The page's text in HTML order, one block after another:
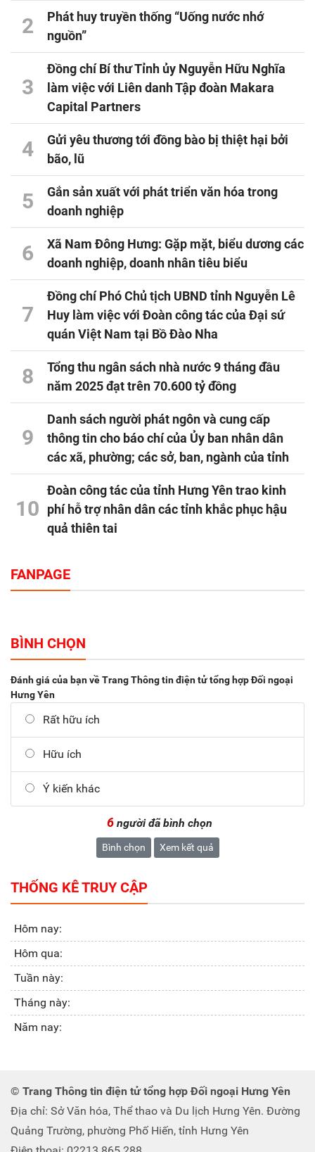
2
Phát huy truyền thống “Uống nước nhớ
nguồn”
3
Đồng chí Bí thư Tỉnh ủy Nguyễn Hữu Nghĩa
làm việc với Liên danh Tập đoàn Makara
Capital Partners
4
Gửi yêu thương tới đồng bào bị thiệt hại bởi
bão, lũ
5
Gắn sản xuất với phát triển văn hóa trong
doanh nghiệp
6
Xã Nam Đông Hưng: Gặp mặt, biểu dương các
doanh nghiệp, doanh nhân tiêu biểu
7
Đồng chí Phó Chủ tịch UBND tỉnh Nguyễn Lê
Huy làm việc với Đoàn công tác của Đại sứ
quán Việt Nam tại Bồ Đào Nha
8
Tổng thu ngân sách nhà nước 9 tháng đầu
năm 2025 đạt trên 70.600 tỷ đồng
9
Danh sách người phát ngôn và cung cấp
thông tin cho báo chí của Ủy ban nhân dân
các xã, phường; các sở, ban, ngành của tỉnh
10
Đoàn công tác của tỉnh Hưng Yên trao kinh
phí hỗ trợ nhân dân các tỉnh khắc phục hậu
quả thiên tai
FANPAGE
BÌNH CHỌN
Đánh giá của bạn về Trang Thông tin điện tử tổng hợp Đối ngoại
Hưng Yên
Rất hữu ích
Hữu ích
Ý kiến khác
6 người đã bình chọn
Bình chọn Xem kết quả
THỐNG KÊ TRUY CẬP
Hôm nay:
Hôm qua:
Tuần này:
Tháng này:
Năm nay:
© Trang Thông tin điện tử tổng hợp Đối ngoại Hưng Yên
Địa chỉ: Sở Văn hóa, Thể thao và Du lịch Hưng Yên. Đường
Quảng Trường, phường Phố Hiến, tỉnh Hưng Yên